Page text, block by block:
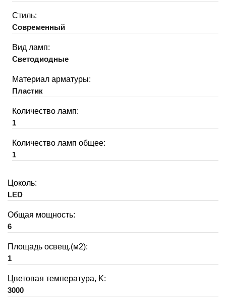
Стиль:
Современный
Вид ламп:
Светодиодные
Материал арматуры:
Пластик
Количество ламп:
1
Количество ламп общее:
1
Цоколь:
LED
Общая мощность:
6
Площадь освещ.(м2):
1
Цветовая температура, K:
3000